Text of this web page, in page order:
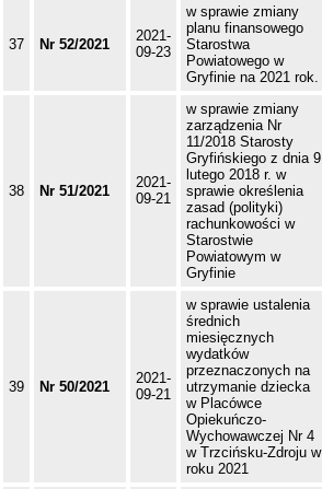
37 Nr 52/2021
2021-
09-23
w sprawie zmiany
planu finansowego
Starostwa
Powiatowego w
Gryfinie na 2021 rok.
38 Nr 51/2021
2021-
09-21
w sprawie zmiany
zarządzenia Nr
11/2018 Starosty
Gryfińskiego z dnia 9
lutego 2018 r. w
sprawie określenia
zasad (polityki)
rachunkowości w
Starostwie
Powiatowym w
Gryfinie
39 Nr 50/2021
2021-
09-21
w sprawie ustalenia
średnich
miesięcznych
wydatków
przeznaczonych na
utrzymanie dziecka
w Placówce
Opiekuńczo-
Wychowawczej Nr 4
w Trzcińsku-Zdroju w
roku 2021